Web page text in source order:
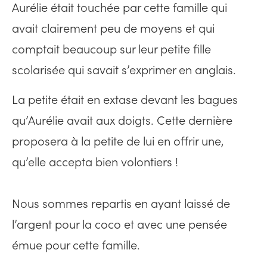
Aurélie était touchée par cette famille qui
avait clairement peu de moyens et qui
comptait beaucoup sur leur petite fille
scolarisée qui savait s’exprimer en anglais.
La petite était en extase devant les bagues
qu’Aurélie avait aux doigts. Cette dernière
proposera à la petite de lui en offrir une,
qu’elle accepta bien volontiers !
Nous sommes repartis en ayant laissé de
l’argent pour la coco et avec une pensée
émue pour cette famille.